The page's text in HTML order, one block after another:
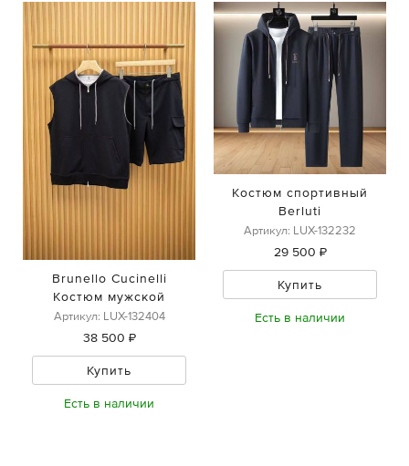
Brunello Cucinelli
Костюм мужской
Артикул: LUX-132404
38 500 ₽
Купить
Есть в наличии
Костюм спортивный
Berluti
Артикул: LUX-132232
29 500 ₽
Купить
Есть в наличии